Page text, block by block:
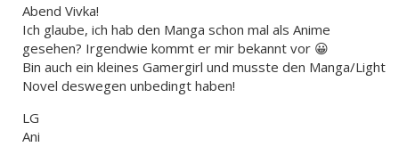
Abend Vivka!
Ich glaube, ich hab den Manga schon mal als Anime
gesehen? Irgendwie kommt er mir bekannt vor 😀
Bin auch ein kleines Gamergirl und musste den Manga/Light
Novel deswegen unbedingt haben!
LG
Ani